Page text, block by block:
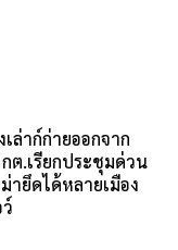
ล่าก์ก่ายออกจาก
ต.เรียกประชุมด่วน
ยึดได้หลายเมือง